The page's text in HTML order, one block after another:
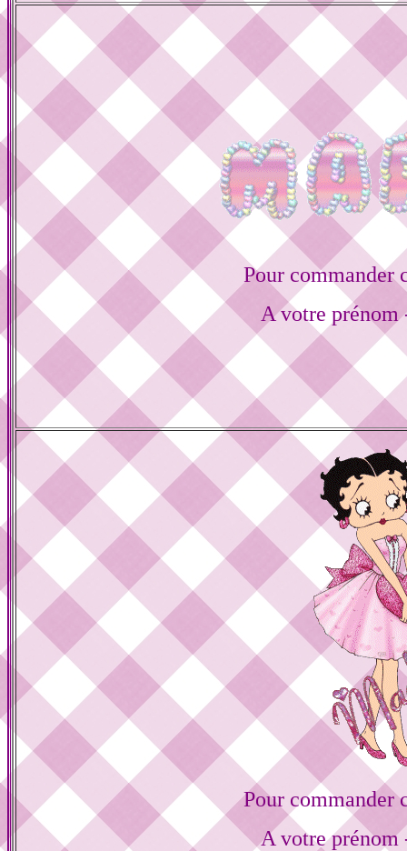
Pour commander
A votre prénom
Pour commander
A votre prénom